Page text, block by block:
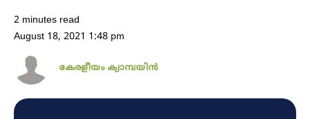
2 minutes read
August 18, 2021 1:48 pm
കേരളീയം ക്യാമ്പയിൻ